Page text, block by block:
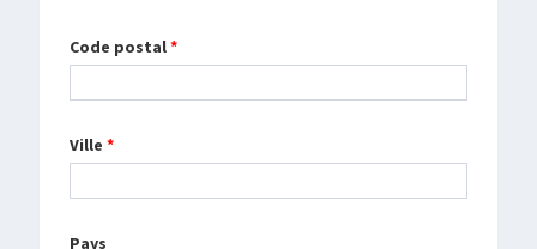
Code postal*
Ville *
Pays